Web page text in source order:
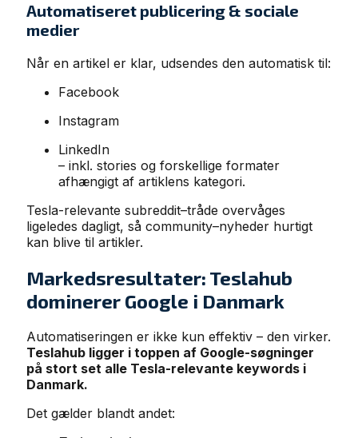
Automatiseret publicering & sociale
medier
Når en artikel er klar, udsendes den automatisk til:
Facebook
Instagram
LinkedIn
– inkl. stories og forskellige formater
afhængigt af artiklens kategori.
Tesla-relevante subreddit–tråde overvåges
ligeledes dagligt, så community–nyheder hurtigt
kan blive til artikler.
Markedsresultater: Teslahub
dominerer Google i Danmark
Automatiseringen er ikke kun effektiv – den virker.
Teslahub ligger i toppen af Google-søgninger
på stort set alle Tesla-relevante keywords i
Danmark.
Det gælder blandt andet: